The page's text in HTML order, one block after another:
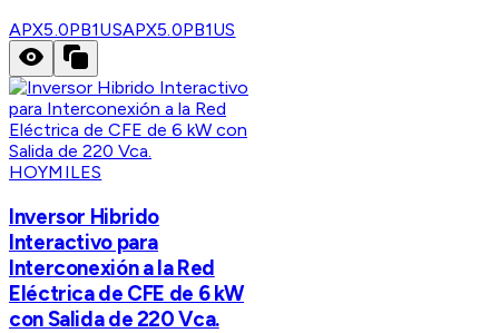
APX5.0PB1USAPX5.0PB1US
HOYMILES
Inversor Hibrido
Interactivo para
Interconexión a la Red
Eléctrica de CFE de 6 kW
con Salida de 220 Vca.